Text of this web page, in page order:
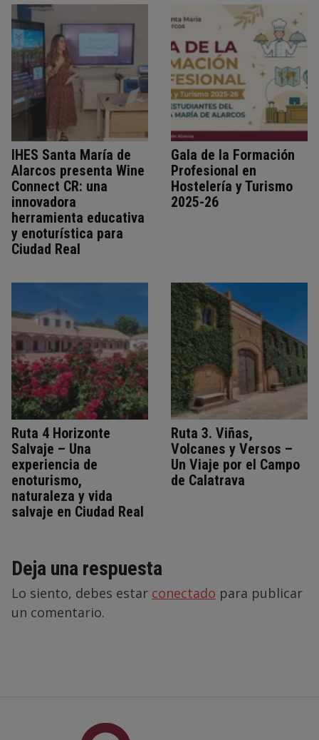
IHES Santa María de
Alarcos presenta Wine
Connect CR: una
innovadora
herramienta educativa
y enoturística para
Ciudad Real
Gala de la Formación
Profesional en
Hostelería y Turismo
2025-26
Ruta 4 Horizonte
Salvaje – Una
experiencia de
enoturismo,
naturaleza y vida
salvaje en Ciudad Real
Ruta 3. Viñas,
Volcanes y Versos –
Un Viaje por el Campo
de Calatrava
Deja una respuesta
Lo siento, debes estar conectado para publicar
un comentario.